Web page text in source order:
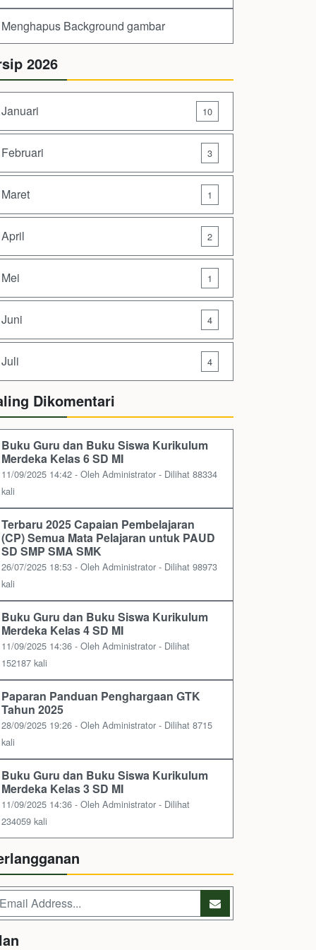
Menghapus Background gambar
2026
Januari 10
Februari 3
Maret 1
April 2
Mei 1
Juni 4
Juli 4
Dikomentari
Buku Guru dan Buku Siswa Kurikulum
Merdeka Kelas 6 SD MI
11/09/2025 14:42 - Oleh Administrator - Dilihat 88334
kali
Terbaru 2025 Capaian Pembelajaran
(CP) Semua Mata Pelajaran untuk PAUD
SD SMP SMA SMK
26/07/2025 18:53 - Oleh Administrator - Dilihat 98973
kali
Buku Guru dan Buku Siswa Kurikulum
Merdeka Kelas 4 SD MI
11/09/2025 14:36 - Oleh Administrator - Dilihat
152187 kali
Paparan Panduan Penghargaan GTK
Tahun 2025
28/09/2025 19:26 - Oleh Administrator - Dilihat 8715
kali
Buku Guru dan Buku Siswa Kurikulum
Merdeka Kelas 3 SD MI
11/09/2025 14:36 - Oleh Administrator - Dilihat
234059 kali